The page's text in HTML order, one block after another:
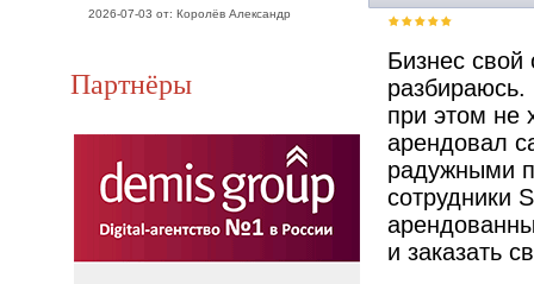
2026-07-03 от: Королёв Александр
Партнёры
Бизнес
при этом не
арендовал
радужными
сотрудники
и заказать